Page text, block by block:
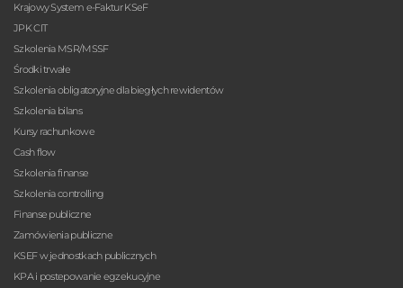
Krajowy System e-Faktur KSeF
JPK CIT
Szkolenia MSR/MSSF
Środki trwałe
Szkolenia obligatoryjne dla biegłych rewidentów
Szkolenia bilans
Kursy rachunkowe
Cash flow
Szkolenia finanse
Szkolenia controlling
Finanse publiczne
Zamówienia publiczne
KSEF w jednostkach publicznych
KPA i postepowanie egzekucyjne